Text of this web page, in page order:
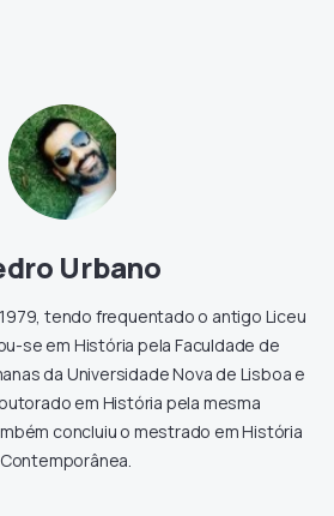
Urbano
tendo frequentado o antigo Liceu
se em História pela Faculdade de
da Universidade Nova de Lisboa e
em História pela mesma
concluiu o mestrado em História
Contemporânea.